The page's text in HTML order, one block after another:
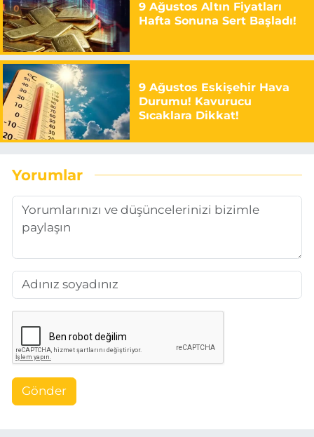
9 Ağustos Altın Fiyatları
Hafta Sonuna Sert Başladı!
9 Ağustos Eskişehir Hava
Durumu! Kavurucu
Sıcaklara Dikkat!
Yorumlar
Gönder